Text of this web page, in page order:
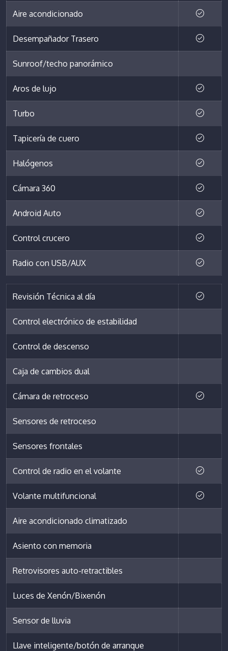
Aire acondicionado
Desempañador Trasero
Sunroof/techo panorámico
Aros de lujo
Turbo
Tapicería de cuero
Halógenos
Cámara 360
Android Auto
Control crucero
Radio con USB/AUX
Revisión Técnica al día
Control electrónico de estabilidad
Control de descenso
Caja de cambios dual
Cámara de retroceso
Sensores de retroceso
Sensores frontales
Control de radio en el volante
Volante multifuncional
Aire acondicionado climatizado
Asiento con memoria
Retrovisores auto-retractibles
Luces de Xenón/Bixenón
Sensor de lluvia
Llave inteligente/botón de arranque